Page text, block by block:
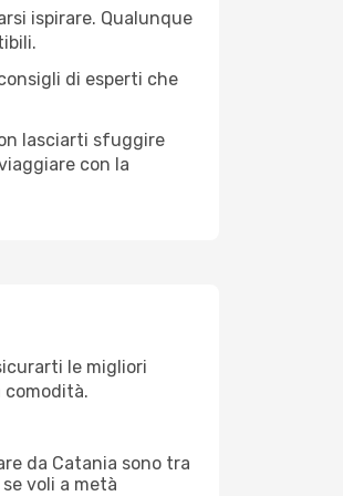
ispirare. Qualunque
di esperti che
lasciarti sfuggire
con la
le migliori
comodità.
da Catania sono tra
voli a metà